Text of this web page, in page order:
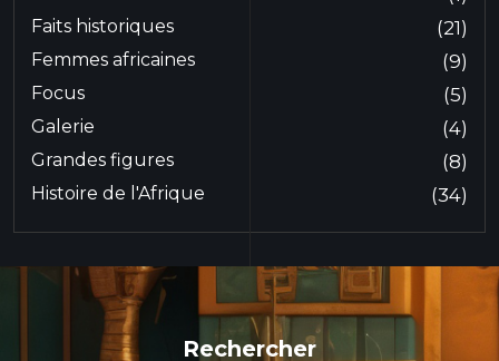
Faits historiques (21)
Femmes africaines (9)
Focus (5)
Galerie (4)
Grandes figures (8)
Histoire de l'Afrique (34)
Rechercher